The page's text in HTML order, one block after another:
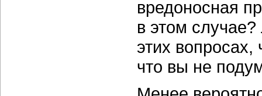
вредоносная
в этом
этих
что вы не